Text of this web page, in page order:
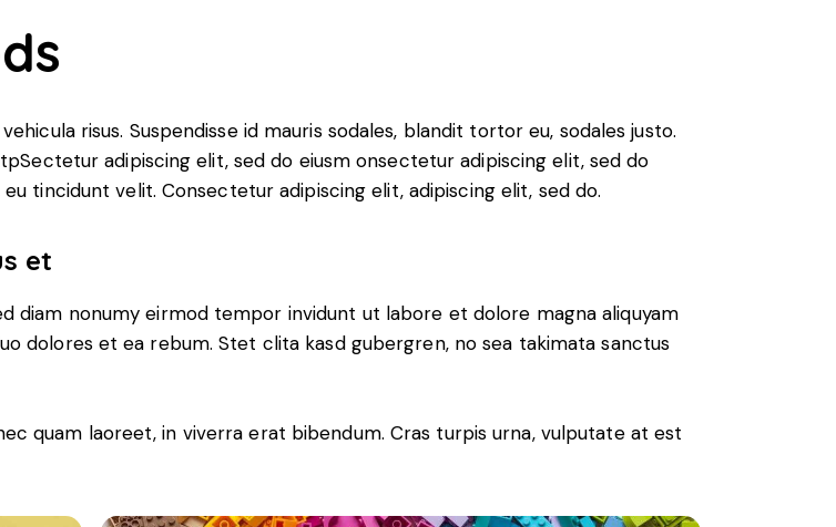
risus. Suspendisse id mauris sodales, blandit tortor eu, sodales justo.
adipiscing elit, sed do eiusm onsectetur adipiscing elit, sed do
tincidunt velit. Consectetur adipiscing elit, adipiscing elit, sed do.
et
diam nonumy eirmod tempor invidunt ut labore et dolore magna aliquyam
dolores et ea rebum. Stet clita kasd gubergren, no sea takimata sanctus
quam laoreet, in viverra erat bibendum. Cras turpis urna, vulputate at est